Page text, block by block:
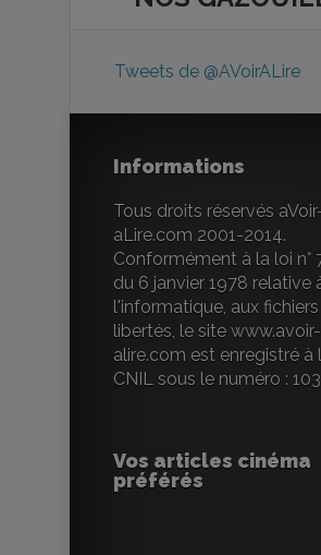
Tweets de @AVoirALire
Informations
Tous droits réservés
aLire.com 2001-2014.
Conformément à la loi n°
du 6 janvier 1978 relative
l'informatique, aux
libertés, le site www.avoir-
alire.com est enregistré à
CNIL sous le numéro :
Vos articles cinéma
préférés